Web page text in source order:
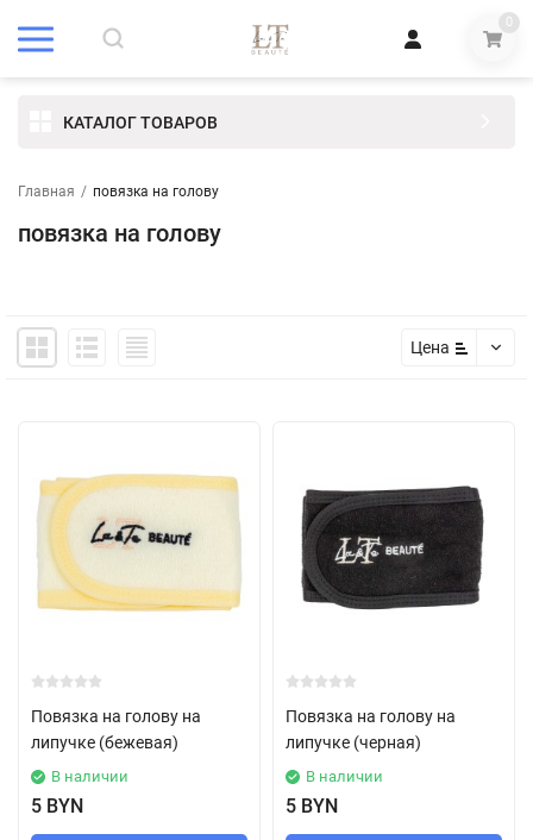
0
КАТАЛОГ ТОВАРОВ
Главная / повязка на голову
повязка на голову
Цена
Повязка на голову на
липучке (бежевая)
В наличии
5 BYN
Повязка на голову на
липучке (черная)
В наличии
5 BYN